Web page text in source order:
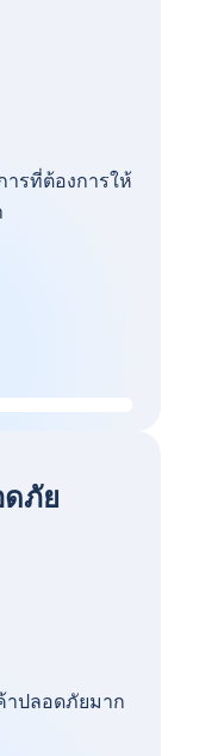
ารที่ต้องการให้
ดภัย
าปลอดภัยมาก